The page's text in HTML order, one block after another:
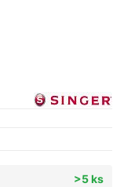
>5 ks